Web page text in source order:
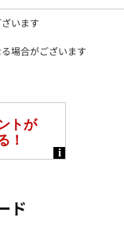
います
場合がございます
ド